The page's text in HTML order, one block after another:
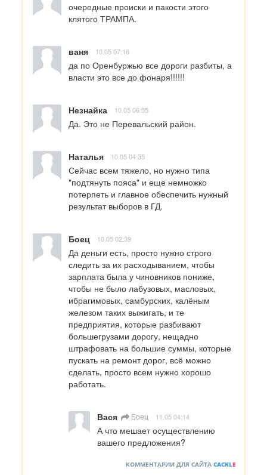
очередные происки и пакости этого
клятого ТРАМПА.
ваня 10.05 07:16
да по Оренбуржью все дороги разбиты, а
власти это все до фонаря!!!!!!
Незнайка 10.05 06:55
Да. Это не Перевальский район.
Наталья 10.05 04:35
Сейчас всем тяжело, но нужно типа
"подтянуть пояса" и еще немножко
потерпеть и главное обеспечить нужный
результат выборов в ГД.
Боец 10.05 02:39
Да деньги есть, просто нужно строго
следить за их расходыванием, чтобы
зарплата была у чиновников пониже,
чтобы не было лабузовых, масловых,
ибрагимовых, самбурских, калёным
железом таких выжигать, и те
предприятия, которые разбивают
большегрузами дорогу, нещадно
штрафовать на большие суммы, которые
пускать на ремонт дорог, всё можно
сделать, просто всем нужно хорошо
работать.
Вася Боец 11.05 04:14
А что мешает осуществлению
вашего предложения?
КОММЕНТАРИИ ДЛЯ САЙТА CACKLE